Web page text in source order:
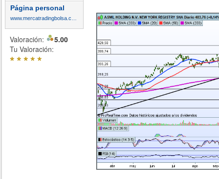
Página personal
Valoración:
5.00
Tu Valoración:
*****